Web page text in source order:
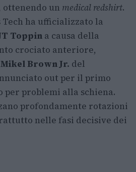
un medical redshirt.
Tech ha ufficializzato la
Toppin a causa della
crociato anteriore,
Mikel Brown Jr. del
out per il primo
per problemi alla schiena.
profondamente rotazioni
nelle fasi decisive dei